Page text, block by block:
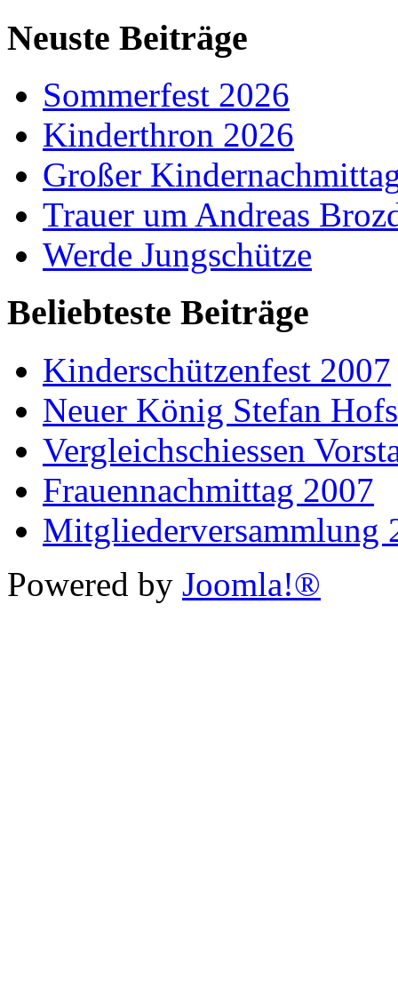
Neuste Beiträge
Sommerfest 2026
Kinderthron 2026
Großer
Trauer um Andreas
Werde Jungschütze
Beliebteste Beiträge
Kinderschützenfest 2007
Neuer König Stefan
Vergleichschiessen
Frauennachmittag 2007
Mitgliederversammlung
Powered by Joomla!®